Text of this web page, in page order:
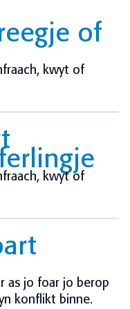
of
kwyt of
kwyt of
as jo foar jo berop
konflikt binne.